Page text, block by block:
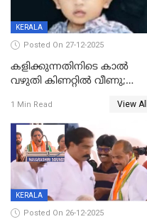
KERALA
Posted On 27-12-2025
കളിക്കുന്നതിനിടെ കാൽ
വഴുതി കിണറ്റിൽ വീണു;
ദാരുണാന്ത്യം
1 Min Read View All
KERALA
Posted On 26-12-2025